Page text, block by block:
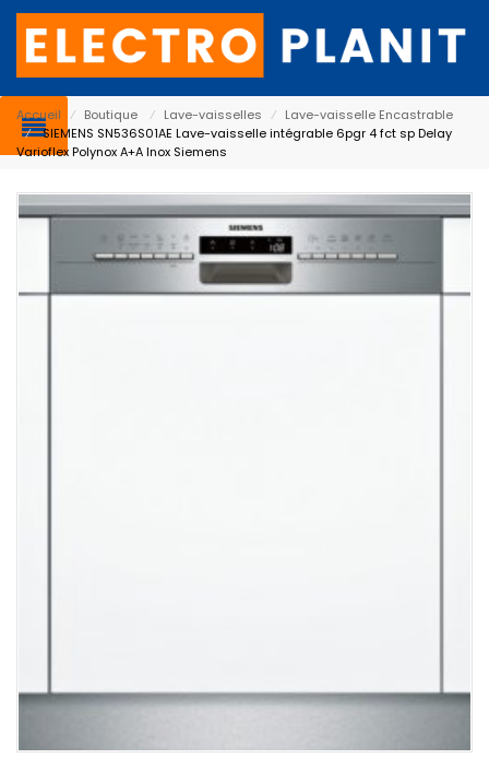
Accueil ⁄ Boutique ⁄ Lave-vaisselles ⁄ Lave-vaisselle Encastrable
⁄ SIEMENS SN536S01AE Lave-vaisselle intégrable 6pgr 4 fct sp Delay
Varioflex Polynox A+A Inox Siemens